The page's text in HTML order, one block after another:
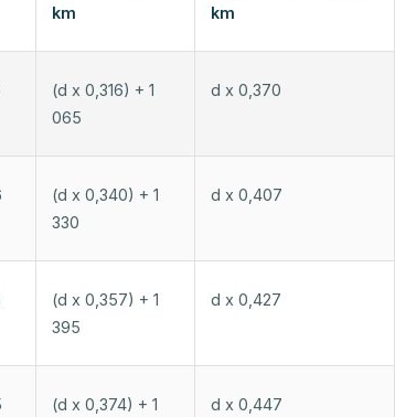
km
km
(d x 0,316) + 1
065
d x 0,370
(d x 0,340) + 1
330
d x 0,407
(d x 0,357) + 1
395
d x 0,427
(d x 0,374) + 1
d x 0,447